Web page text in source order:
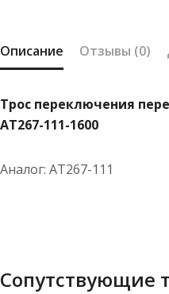
L-
АТ267-
1600
Описание Отзывы (0)
Трос переключения
АТ267-111-1600
Аналог: АТ267-111
Сопутствующие